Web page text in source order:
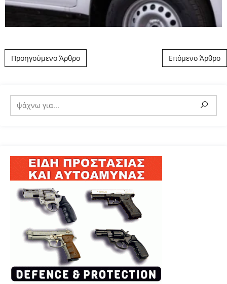
Post navigation
Προηγούμενο Άρθρο Επόμενο Άρθρο